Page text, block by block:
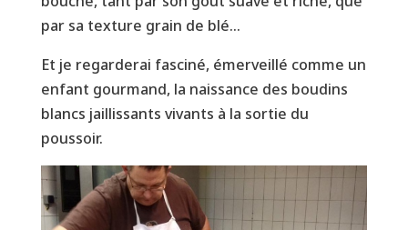
par sa texture grain de blé…
Et je regarderai fasciné, émerveillé comme un
enfant gourmand, la naissance des boudins
blancs jaillissants vivants à la sortie du
poussoir.